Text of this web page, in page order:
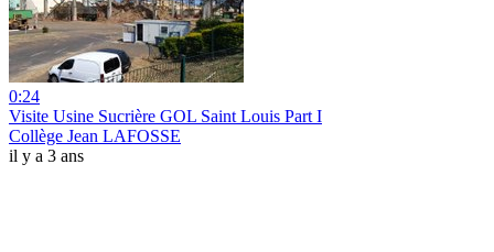
0:24
Visite Usine Sucrière GOL Saint Louis Part I
Collège Jean LAFOSSE
il y a 3 ans